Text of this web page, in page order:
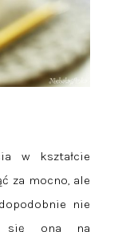
w kształcie
za mocno, ale
nie
się ona na